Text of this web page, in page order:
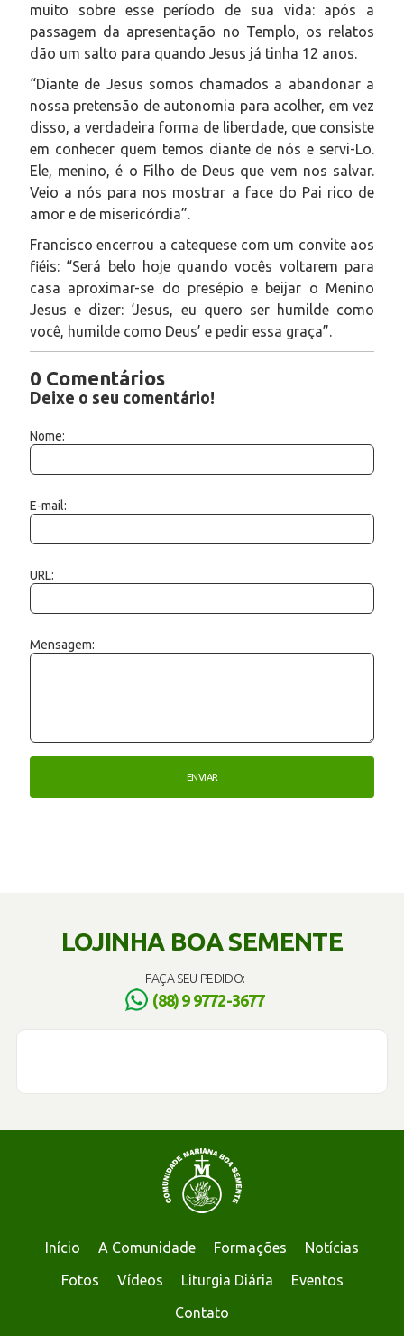
muito sobre esse período de sua vida: após a
passagem da apresentação no Templo, os relatos
dão um salto para quando Jesus já tinha 12 anos.
“Diante de Jesus somos chamados a abandonar a
nossa pretensão de autonomia para acolher, em vez
disso, a verdadeira forma de liberdade, que consiste
em conhecer quem temos diante de nós e servi-Lo.
Ele, menino, é o Filho de Deus que vem nos salvar.
Veio a nós para nos mostrar a face do Pai rico de
amor e de misericórdia”.
Francisco encerrou a catequese com um convite aos
fiéis: “Será belo hoje quando vocês voltarem para
casa aproximar-se do presépio e beijar o Menino
Jesus e dizer: ‘Jesus, eu quero ser humilde como
você, humilde como Deus’ e pedir essa graça”.
0 Comentários
Deixe o seu comentário!
Nome:
E-mail:
URL:
Mensagem:
LOJINHA BOA SEMENTE
FAÇA SEU PEDIDO:
(88) 9 9772-3677
Início A Comunidade Formações
Notícias
Fotos
Vídeos Liturgia Diária
Eventos
Contato